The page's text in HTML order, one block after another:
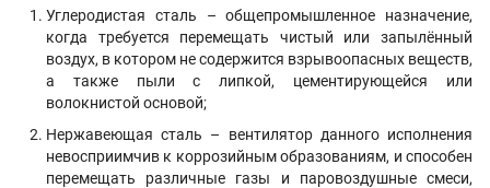
Углеродистая сталь – общепромышленное назначение,
когда требуется перемещать чистый или запылённый
воздух, в котором не содержится взрывоопасных веществ,
а также пыли с липкой, цементирующейся или
волокнистой основой;
Нержавеющая сталь – вентилятор данного исполнения
невосприимчив к коррозийным образованиям, и способен
перемещать различные газы и паровоздушные смеси,